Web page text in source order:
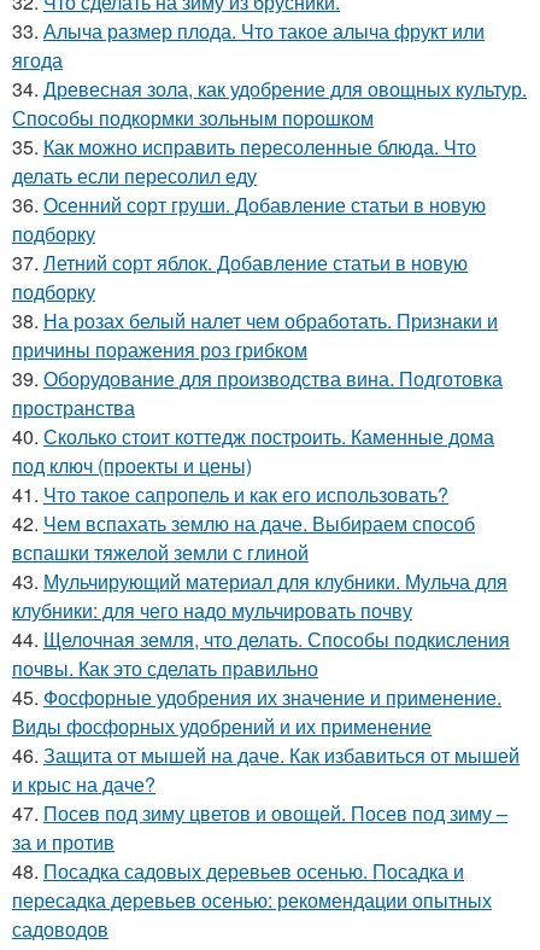
33. Алыча размер плода. Что такое алыча фрукт или
ягода
34. Древесная зола, как удобрение для овощных культур.
Способы подкормки зольным порошком
35. Как можно исправить пересоленные блюда. Что
делать если пересолил еду
36. Осенний сорт груши. Добавление статьи в новую
подборку
37. Летний сорт яблок. Добавление статьи в новую
подборку
38. На розах белый налет чем обработать. Признаки и
причины поражения роз грибком
39. Оборудование для производства вина. Подготовка
пространства
40. Сколько стоит коттедж построить. Каменные дома
под ключ (проекты и цены)
41. Что такое сапропель и как его использовать?
42. Чем вспахать землю на даче. Выбираем способ
вспашки тяжелой земли с глиной
43. Мульчирующий материал для клубники. Мульча для
клубники: для чего надо мульчировать почву
44. Щелочная земля, что делать. Способы подкисления
почвы. Как это сделать правильно
45. Фосфорные удобрения их значение и применение.
Виды фосфорных удобрений и их применение
46. Защита от мышей на даче. Как избавиться от мышей
и крыс на даче?
47. Посев под зиму цветов и овощей. Посев под зиму –
за и против
48. Посадка садовых деревьев осенью. Посадка и
пересадка деревьев осенью: рекомендации опытных
садоводов